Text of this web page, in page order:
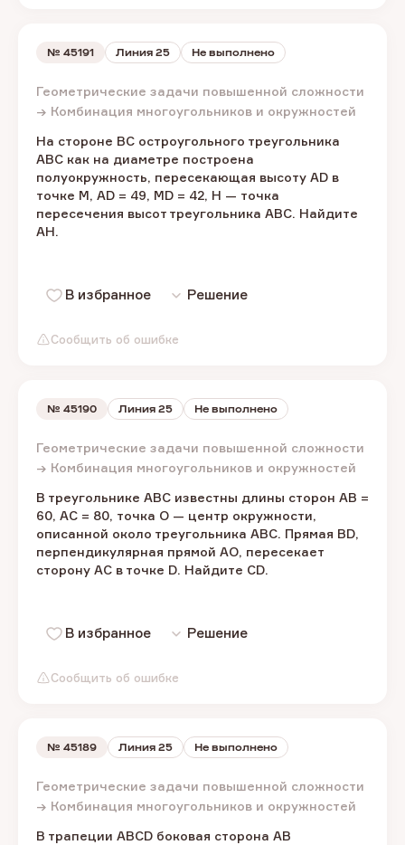
№ 45191 Линия 25 Не выполнено
Сообщить об ошибке
Геометрические задачи повышенной сложности
→ Комбинация многоугольников и окружностей
На стороне BC остроугольного треугольника
ABC как на диаметре построена
полуокружность, пересекающая высоту AD в
точке M, AD = 49, MD = 42, H — точка
пересечения высот треугольника ABC. Найдите
AH.
В избранное Решение
№ 45190 Линия 25 Не выполнено
Сообщить об ошибке
Геометрические задачи повышенной сложности
→ Комбинация многоугольников и окружностей
В треугольнике ABC известны длины сторон AB =
60, AC = 80, точка O — центр окружности,
описанной около треугольника ABC. Прямая BD,
перпендикулярная прямой AO, пересекает
сторону AC в точке D. Найдите CD.
В избранное Решение
№ 45189 Линия 25 Не выполнено
Геометрические задачи повышенной сложности
→ Комбинация многоугольников и окружностей
В трапеции ABCD боковая сторона AB